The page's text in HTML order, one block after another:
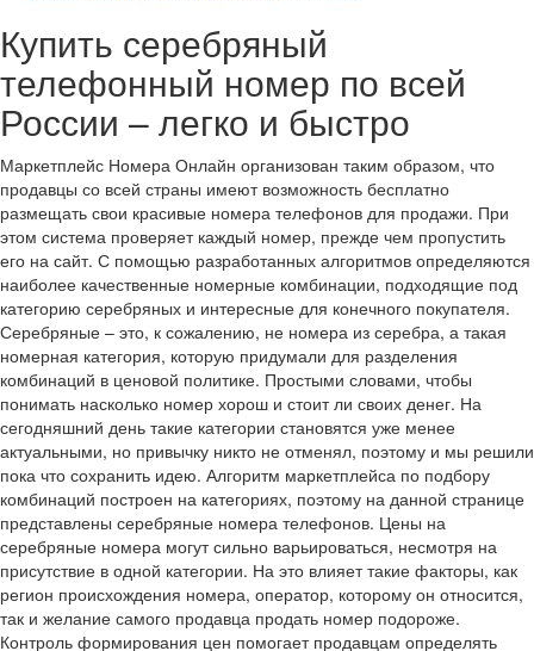
Купить серебряный
телефонный номер по всей
России – легко и быстро
Маркетплейс Номера Онлайн организован таким образом, что
продавцы со всей страны имеют возможность бесплатно
размещать свои красивые номера телефонов для продажи. При
этом система проверяет каждый номер, прежде чем пропустить
его на сайт. С помощью разработанных алгоритмов определяются
наиболее качественные номерные комбинации, подходящие под
категорию серебряных и интересные для конечного покупателя.
Серебряные – это, к сожалению, не номера из серебра, а такая
номерная категория, которую придумали для разделения
комбинаций в ценовой политике. Простыми словами, чтобы
понимать насколько номер хорош и стоит ли своих денег. На
сегодняшний день такие категории становятся уже менее
актуальными, но привычку никто не отменял, поэтому и мы решили
пока что сохранить идею. Алгоритм маркетплейса по подбору
комбинаций построен на категориях, поэтому на данной странице
представлены серебряные номера телефонов. Цены на
серебряные номера могут сильно варьироваться, несмотря на
присутствие в одной категории. На это влияет такие факторы, как
регион происхождения номера, оператор, которому он относится,
так и желание самого продавца продать номер подороже.
Контроль формирования цен помогает продавцам определять